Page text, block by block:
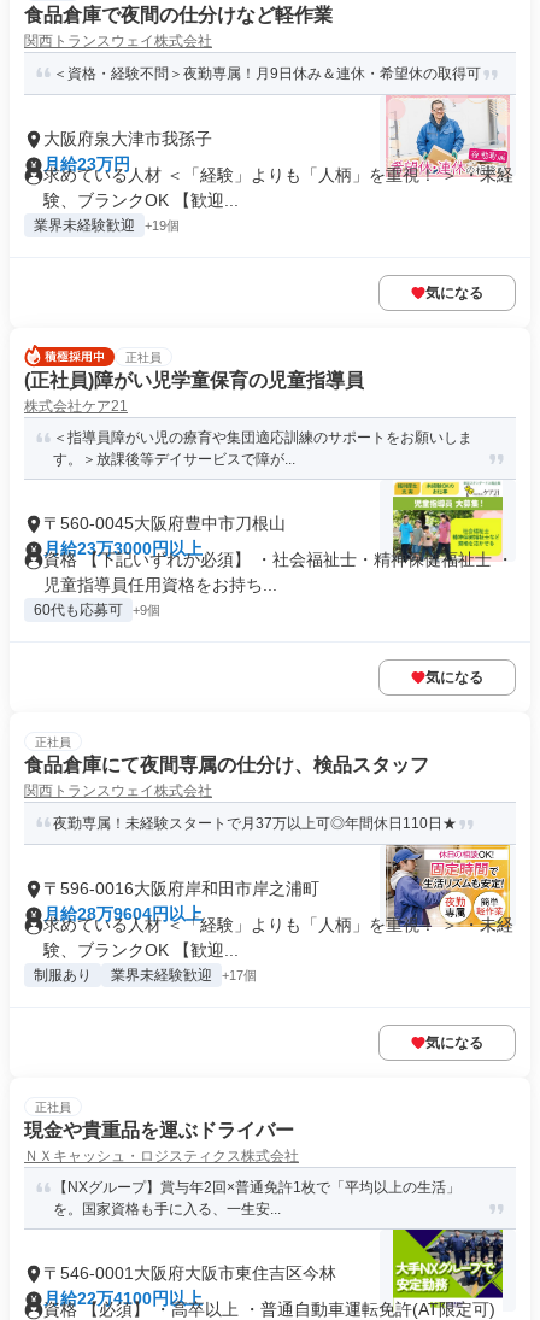
食品倉庫で夜間の仕分けなど軽作業
関西トランスウェイ株式会社
＜資格・経験不問＞夜勤専属！月9日休み＆連休・希望休の取得可
大阪府泉大津市我孫子
月給23万円
求めている人材 ＜「経験」よりも「人柄」を重視！ ＞ ・未経
験、ブランクOK 【歓迎...
業界未経験歓迎 +19個
気になる
正社員
(正社員)障がい児学童保育の児童指導員
株式会社ケア21
＜指導員障がい児の療育や集団適応訓練のサポートをお願いしま
す。＞放課後等デイサービスで障が...
〒560-0045大阪府豊中市刀根山
月給23万3000円以上
資格 【下記いずれか必須】 ・社会福祉士・精神保健福祉士 ・
児童指導員任用資格をお持ち...
60代も応募可 +9個
気になる
正社員
食品倉庫にて夜間専属の仕分け、検品スタッフ
関西トランスウェイ株式会社
夜勤専属！未経験スタートで月37万以上可◎年間休日110日★
〒596-0016大阪府岸和田市岸之浦町
月給28万9604円以上
求めている人材 ＜「経験」よりも「人柄」を重視！ ＞ ・未経
験、ブランクOK 【歓迎...
制服あり 業界未経験歓迎 +17個
気になる
正社員
現金や貴重品を運ぶドライバー
ＮＸキャッシュ・ロジスティクス株式会社
【NXグループ】賞与年2回×普通免許1枚で「平均以上の生活」
を。国家資格も手に入る、一生安...
〒546-0001大阪府大阪市東住吉区今林
月給22万4100円以上
資格 【必須】 ・高卒以上 ・普通自動車運転免許(AT限定可)